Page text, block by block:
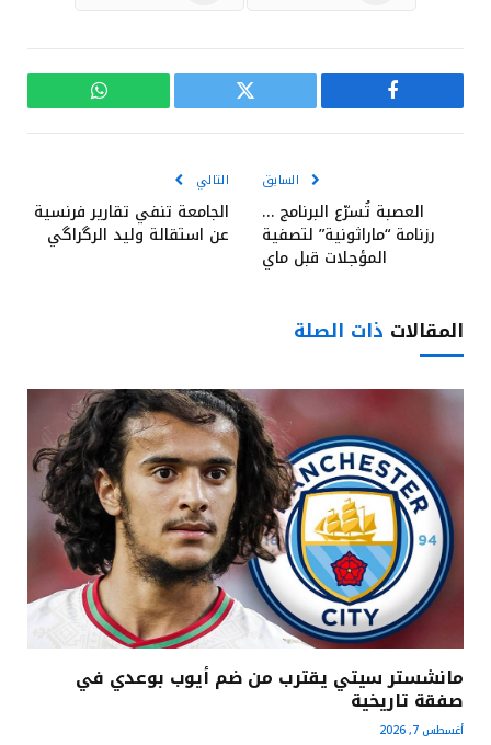
فيسبوك تويتر واتساب
السابق
العصبة تُسرّع البرنامج …
رزنامة “ماراثونية” لتصفية
المؤجلات قبل ماي
التالي
الجامعة تنفي تقارير فرنسية
عن استقالة وليد الرگراگي
المقالات ذات الصلة
مانشستر سيتي يقترب من ضم أيوب بوعدي في
صفقة تاريخية
أغسطس 7, 2026